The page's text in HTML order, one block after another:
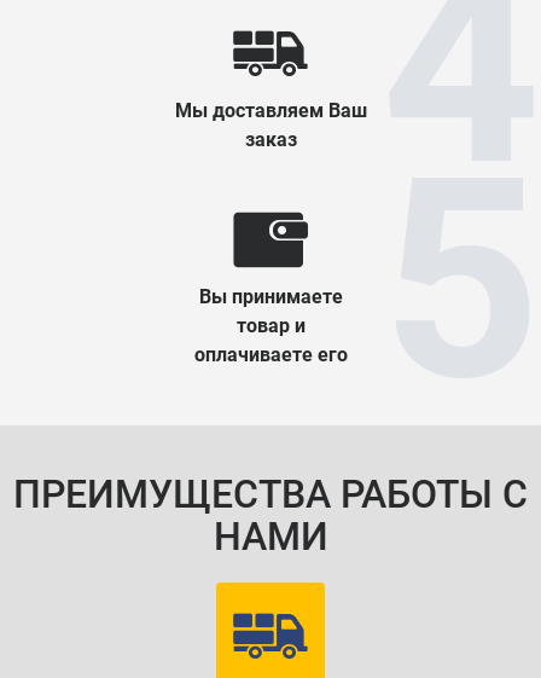
Мы доставляем Ваш
заказ
Вы принимаете
товар и
оплачиваете его
ПРЕИМУЩЕСТВА РАБОТЫ С
НАМИ